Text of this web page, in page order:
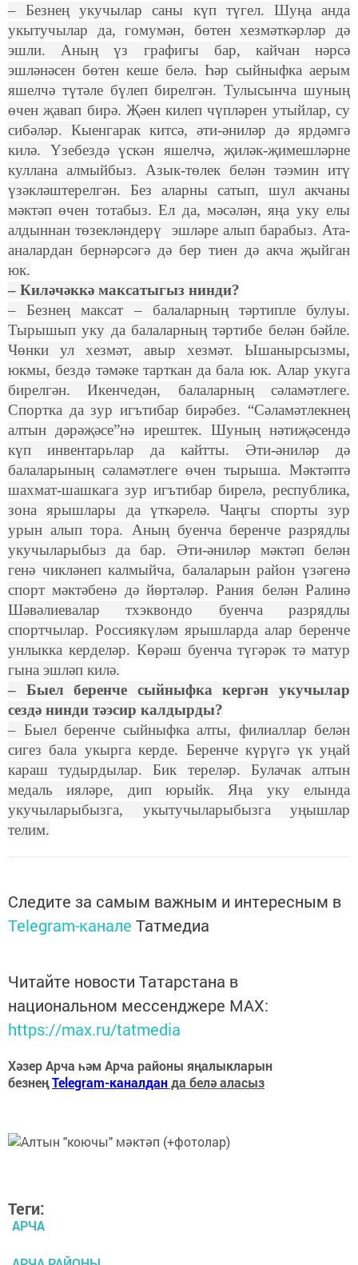
– Безнең укучылар саны күп түгел. Шуңа анда
укытучылар да, гомумән, бөтен хезмәткәрләр дә
эшли. Аның үз графигы бар, кайчан нәрсә
эшләнәсен бөтен кеше белә. Һәр сыйныфка аерым
яшелчә түтәле бүлеп бирелгән. Тулысынча шуның
өчен җавап бирә. Җәен килеп чүпләрен утыйлар, су
сибәләр. Кыенгарак китсә, әти-әниләр дә ярдәмгә
килә. Үзебездә үскән яшелчә, җиләк-җимешләрне
куллана алмыйбыз. Азык-төлек белән тәэмин итү
үзәкләштерелгән. Без аларны сатып, шул акчаны
мәктәп өчен тотабыз. Ел да, мәсәлән, яңа уку елы
алдыннан төзекләндерү эшләре алып барабыз. Ата-
аналардан бернәрсәгә дә бер тиен дә акча җыйган
юк.
– Киләчәккә максатыгыз нинди?
– Безнең максат – балаларның тәртипле булуы.
Тырышып уку да балаларның тәртибе белән бәйле.
Чөнки ул хезмәт, авыр хезмәт. Ышанырсызмы,
юкмы, бездә тәмәке тарткан да бала юк. Алар укуга
бирелгән. Икенчедән, балаларның сәламәтлеге.
Спортка да зур игътибар бирәбез. “Сәламәтлекнең
алтын дәрәҗәсе”нә ирештек. Шуның нәтиҗәсендә
күп инвентарьлар да кайтты. Әти-әниләр дә
балаларының сәламәтлеге өчен тырыша. Мәктәптә
шахмат-шашкага зур игътибар бирелә, республика,
зона ярышлары да үткәрелә. Чаңгы спорты зур
урын алып тора. Аның буенча беренче разрядлы
укучыларыбыз да бар. Әти-әниләр мәктәп белән
генә чикләнеп калмыйча, балаларын район үзәгенә
спорт мәктәбенә дә йөртәләр. Рания белән Ралинә
Шәвәлиевалар тхэквондо буенча разрядлы
спортчылар. Россиякүләм ярышларда алар беренче
унлыкка керделәр. Көрәш буенча түгәрәк тә матур
гына эшләп килә.
– Быел беренче сыйныфка кергән укучылар
сездә нинди тәэсир калдырды?
– Быел беренче сыйныфка алты, филиаллар белән
сигез бала укырга керде. Беренче күрүгә үк уңай
караш тудырдылар. Бик тереләр. Булачак алтын
медаль ияләре, дип юрыйк. Яңа уку елында
укучыларыбызга, укытучыларыбызга уңышлар
телим.
Следите за самым важным и интересным в
Telegram-канале Татмедиа
Читайте новости Татарстана в
национальном мессенджере MАХ:
https://max.ru/tatmedia
Хәзер Арча һәм Арча районы яңалыкларын
безнеңTelegram-каналданда белә аласыз
Теги:
АРЧА